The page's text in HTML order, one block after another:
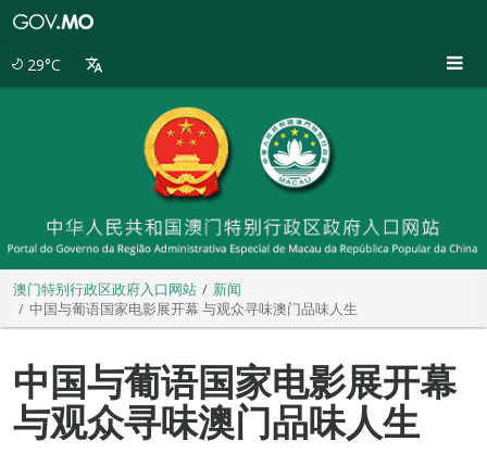
29°C
澳门特别行政区政府入口网站
新闻
中国与葡语国家电影展开幕 与观众寻味澳门品味人生
中国与葡语国家电影展开幕
与观众寻味澳门品味人生